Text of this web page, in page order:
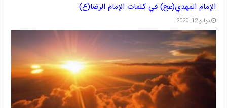
الإمام المهدي(عج) في كلمات الإمام الرضا(ع)
يوليو 12, 2020